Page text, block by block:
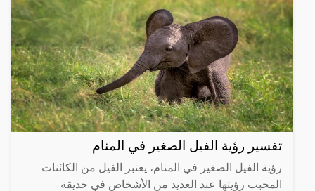
تفسير رؤية الفيل الصغير في المنام
رؤية الفيل الصغير في المنام، يعتبر الفيل من الكائنات
المحبب رؤيتها عند العديد من الأشخاص في حديقة